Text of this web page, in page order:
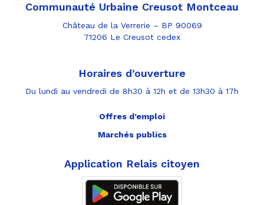
Communauté Urbaine Creusot Montceau
Château de la Verrerie – BP 90069
71206 Le Creusot cedex
Horaires d’ouverture
Du lundi au vendredi de 8h30 à 12h et de 13h30 à 17h
Offres d’emploi
Marchés publics
Application Relais citoyen